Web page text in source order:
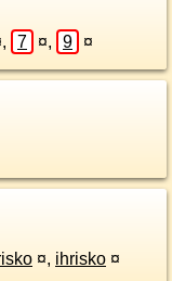
, 7 ¤, 9 ¤
¤, ihrisko ¤